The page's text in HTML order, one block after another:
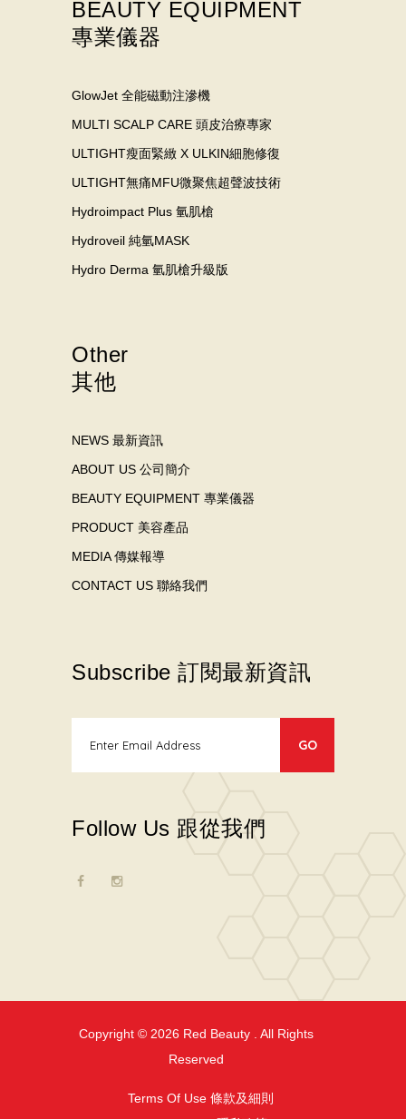
BEAUTY EQUIPMENT
專業儀器
GlowJet 全能磁動注滲機
MULTI SCALP CARE 頭皮治療專家
ULTIGHT瘦面緊緻 X ULKIN細胞修復
ULTIGHT無痛MFU微聚焦超聲波技術
Hydroimpact Plus 氫肌槍
Hydroveil 純氫MASK
Hydro Derma 氫肌槍升級版
Other
其他
NEWS 最新資訊
ABOUT US 公司簡介
BEAUTY EQUIPMENT 專業儀器
PRODUCT 美容產品
MEDIA 傳媒報導
CONTACT US 聯絡我們
Subscribe 訂閱最新資訊
Follow Us 跟從我們
Copyright © 2026 Red Beauty
. All Rights
Reserved
Terms Of Use 條款及細則